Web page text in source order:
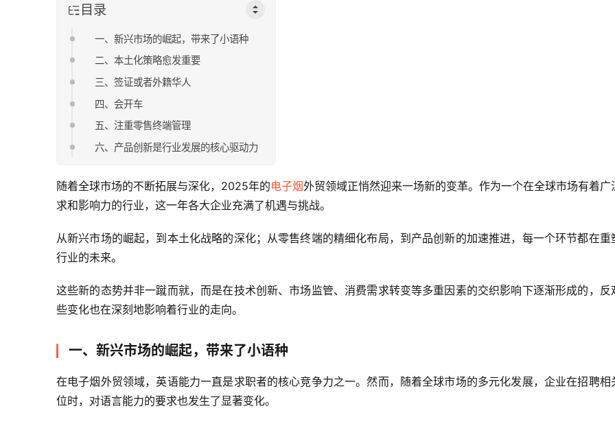
目录
一、新兴市场的崛起，带来了小语种
二、本土化策略愈发重要
三、签证或者外籍华人
四、会开车
五、注重零售终端管理
六、产品创新是行业发展的核心驱动力
随着全球市场的不断拓展与深化，2025年的电子烟外贸领域正悄然迎来一场新的变革。作为一个在全球市场有着广
求和影响力的行业，这一年各大企业充满了机遇与挑战。
从新兴市场的崛起，到本土化战略的深化；从零售终端的精细化布局，到产品创新的加速推进，每一个环节都在重
行业的未来。
这些新的态势并非一蹴而就，而是在技术创新、市场监管、消费需求转变等多重因素的交织影响下逐渐形成的，反
些变化也在深刻地影响着行业的走向。
一、新兴市场的崛起，带来了小语种
在电子烟外贸领域，英语能力一直是求职者的核心竞争力之一。然而，随着全球市场的多元化发展，企业在招聘相
位时，对语言能力的要求也发生了显著变化。